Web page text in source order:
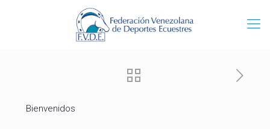
Bienvenidos